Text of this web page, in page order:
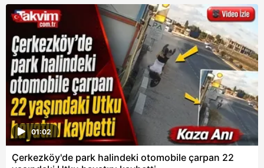
01:02
Çerkezköy'de park halindeki otomobile çarpan 22